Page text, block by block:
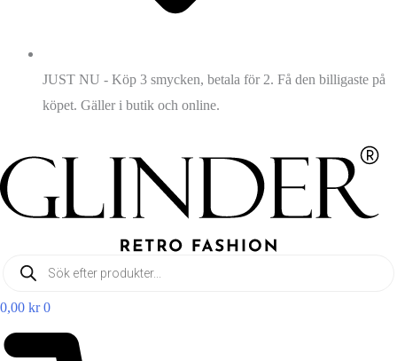
JUST NU - Köp 3 smycken, betala för 2. Få den billigaste på
köpet. Gäller i butik och online.
search
0,00 kr 0